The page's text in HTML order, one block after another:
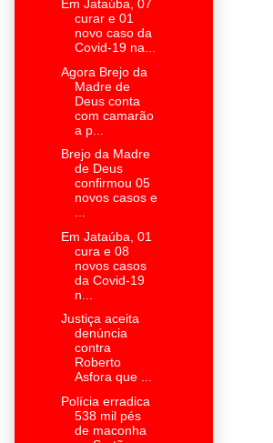
Em Jataúba, 07
curar e 01
novo caso da
Covid-19 na...
Agora Brejo da
Madre de
Deus conta
com camarão
a p...
Brejo da Madre
de Deus
confirmou 05
novos casos e
...
Em Jataúba, 01
cura e 08
novos casos
da Covid-19
n...
Justiça aceita
denúncia
contra
Roberto
Asfora que ...
Polícia erradica
538 mil pés
de maconha